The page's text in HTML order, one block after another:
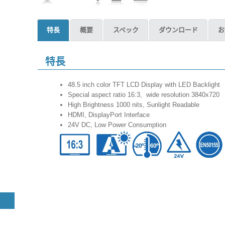
特長 概要 スペック ダウンロード
特長
48.5 inch color TFT LCD Display with LED Backlight
Special aspect ratio 16:3, wide resolution 3840x720
High Brightness 1000 nits, Sunlight Readable
HDMI, DisplayPort Interface
24V DC, Low Power Consumption